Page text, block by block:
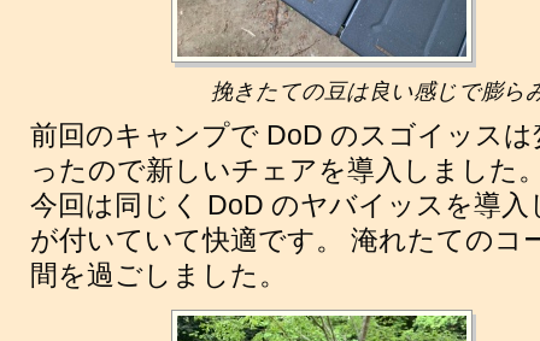
挽きたての豆は良い感じで膨ら
前回のキャンプで DoD のスゴイッス
ったので新しいチェアを導入しました
今回は同じく DoD のヤバイッスを導
が付いていて快適です。 淹れたてのコ
間を過ごしました。